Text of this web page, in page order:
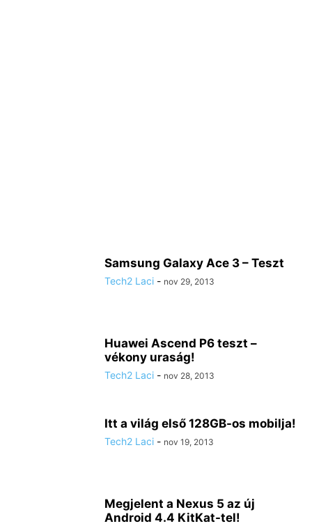
Samsung Galaxy Ace 3 – Teszt
Tech2 Laci - nov 29, 2013
Huawei Ascend P6 teszt –
vékony uraság!
Tech2 Laci - nov 28, 2013
Itt a világ első 128GB-os mobilja!
Tech2 Laci - nov 19, 2013
Megjelent a Nexus 5 az új
Android 4.4 KitKat-tel!